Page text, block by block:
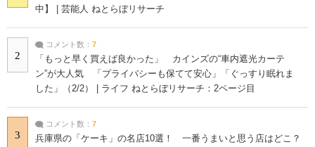
中】 | 芸能人 ねとらぼリサーチ
2
コメント数： 7
「もっと早く買えば良かった」 カインズの“車内遮光カーテ
ン”が大人気 「プライバシーも保てて安心」「ぐっすり眠れま
した」（2/2） | ライフ ねとらぼリサーチ：2ページ目
3
コメント数： 7
兵庫県の「ケーキ」の名店10選！ 一番うまいと思う店はどこ？